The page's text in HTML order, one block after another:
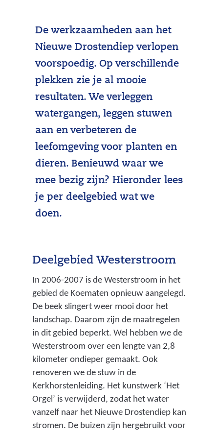
De werkzaamheden aan het
Nieuwe Drostendiep verlopen
voorspoedig. Op verschillende
plekken zie je al mooie
resultaten. We verleggen
watergangen, leggen stuwen
aan en verbeteren de
leefomgeving voor planten en
dieren. Benieuwd waar we
mee bezig zijn? Hieronder lees
je per deelgebied wat we
doen.
Deelgebied Westerstroom
In 2006-2007 is de Westerstroom in het
gebied de Koematen opnieuw aangelegd.
De beek slingert weer mooi door het
landschap. Daarom zijn de maatregelen
in dit gebied beperkt. Wel hebben we de
Westerstroom over een lengte van 2,8
kilometer ondieper gemaakt. Ook
renoveren we de stuw in de
Kerkhorstenleiding. Het kunstwerk ‘Het
Orgel’ is verwijderd, zodat het water
vanzelf naar het Nieuwe Drostendiep kan
stromen. De buizen zijn hergebruikt voor